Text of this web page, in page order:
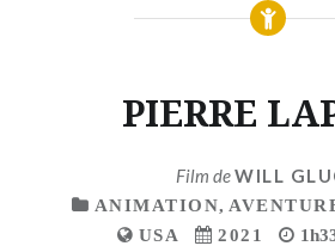
PIERRE
Film deWILL
ANIMATION,
USA
2021